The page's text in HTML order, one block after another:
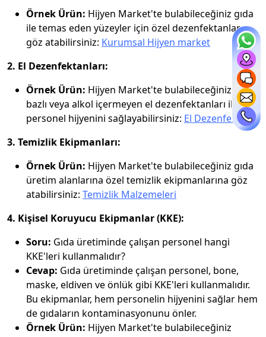
Örnek Ürün: Hijyen Market'te bulabileceğiniz gıda
ile temas eden yüzeyler için özel dezenfektanlara
göz atabilirsiniz: Kurumsal Hijyen market
2. El Dezenfektanları:
Örnek Ürün: Hijyen Market'te bulabileceğiniz alkol
bazlı veya alkol içermeyen el dezenfektanları ile
personel hijyenini sağlayabilirsiniz: El Dezenfektanı
3. Temizlik Ekipmanları:
Örnek Ürün: Hijyen Market'te bulabileceğiniz gıda
üretim alanlarına özel temizlik ekipmanlarına göz
atabilirsiniz: Temizlik Malzemeleri
4. Kişisel Koruyucu Ekipmanlar (KKE):
Soru: Gıda üretiminde çalışan personel hangi
KKE'leri kullanmalıdır?
Cevap: Gıda üretiminde çalışan personel, bone,
maske, eldiven ve önlük gibi KKE'leri kullanmalıdır.
Bu ekipmanlar, hem personelin hijyenini sağlar hem
de gıdaların kontaminasyonunu önler.
Örnek Ürün: Hijyen Market'te bulabileceğiniz